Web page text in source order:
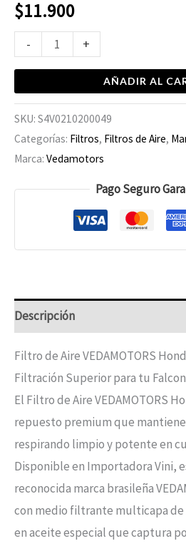
$11.900
- +
AÑADIR AL
SKU: S4V0210200049
Categorías: Filtros, Filtros de Aire,
Marca: Vedamotors
Pago Seguro
Descripción
Filtro de Aire VEDAMOTORS
Filtración Superior para tu
El Filtro de Aire VEDAMOTORS
repuesto premium que
respirando limpio y potente en
Disponible en Importadora Vini,
reconocida marca brasileña
con medio filtrante multicapa de
en aceite especial que captura